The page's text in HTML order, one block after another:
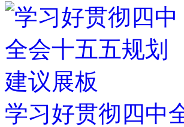
学习好贯彻四中